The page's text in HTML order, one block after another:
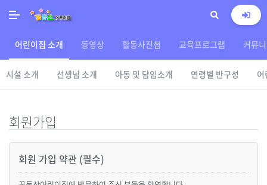
어린이집 소개 동영상 활동사진첩 교육프로그램 커뮤
시설 소개 선생님 소개 아동 및 담임소개 연령별 반구성
회원가입
회원 가입 약관 (필수)